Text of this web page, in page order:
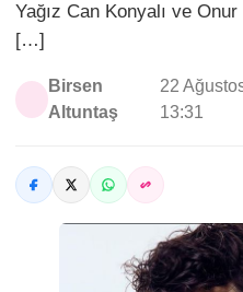
Yağız Can Konyalı ve Onur
[…]
Birsen
Altuntaş
22
13:31